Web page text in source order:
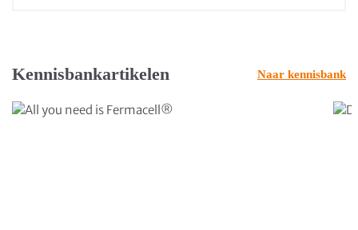
Kennisbankartikelen Naar kennisbank